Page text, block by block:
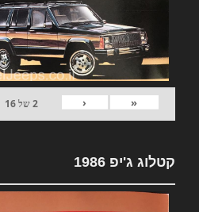
«
‹
2של16
קטלוג ג'יפ 1986